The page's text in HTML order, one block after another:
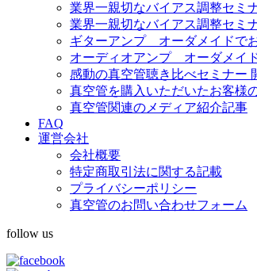
業界一親切なバイアス調整セ
業界一親切なバイアス調整セミ
ギターアンプ オーダメイドで
オーディオアンプ オーダメイ
感動の真空管聴き比べセミナー
真空管を購入いただいたお客様
真空管関連のメディア紹介記事
FAQ
運営会社
会社概要
特定商取引法に関する記載
プライバシーポリシー
真空管のお問い合わせフォーム
follow us